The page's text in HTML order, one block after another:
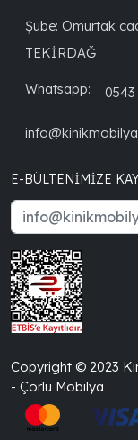
Şube: Omurtak
TEKİRDAĞ
Whatsapp:
E-BÜLTENIMIZE
Copyright © 2023
- Çorlu Mobilya